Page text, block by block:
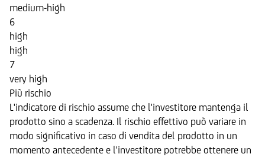
medium-high
6
high
high
7
very high
Più rischio
L'indicatore di rischio assume che l'investitore mantenga il
prodotto sino a scadenza. Il rischio effettivo può variare in
modo significativo in caso di vendita del prodotto in un
momento antecedente e l'investitore potrebbe ottenere un